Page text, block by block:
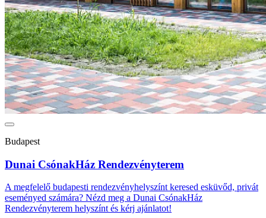
Budapest
Dunai CsónakHáz Rendezvényterem
A megfelelő budapesti rendezvényhelyszínt keresed esküvőd, privát
eseményed számára? Nézd meg a Dunai CsónakHáz
Rendezvényterem helyszínt és kérj ajánlatot!